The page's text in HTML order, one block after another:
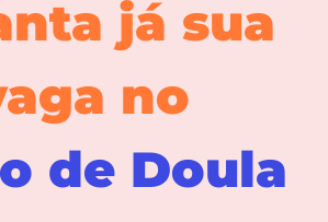
já sua
no
de Doula